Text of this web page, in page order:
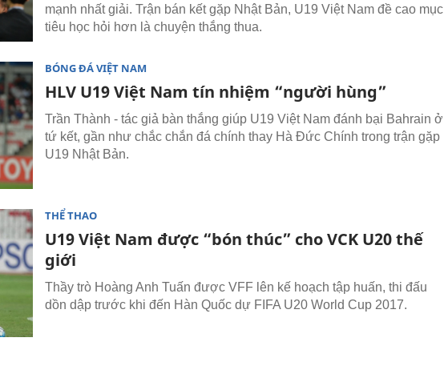
mạnh nhất giải. Trận bán kết gặp Nhật Bản, U19 Việt Nam đề cao mục
tiêu học hỏi hơn là chuyện thắng thua.
BÓNG ĐÁ VIỆT NAM
HLV U19 Việt Nam tín nhiệm “người hùng”
Trần Thành - tác giả bàn thắng giúp U19 Việt Nam đánh bại Bahrain ở
tứ kết, gần như chắc chắn đá chính thay Hà Đức Chính trong trận gặp
U19 Nhật Bản.
THỂ THAO
U19 Việt Nam được “bón thúc” cho VCK U20 thế
giới
Thầy trò Hoàng Anh Tuấn được VFF lên kế hoạch tập huấn, thi đấu
dồn dập trước khi đến Hàn Quốc dự FIFA U20 World Cup 2017.